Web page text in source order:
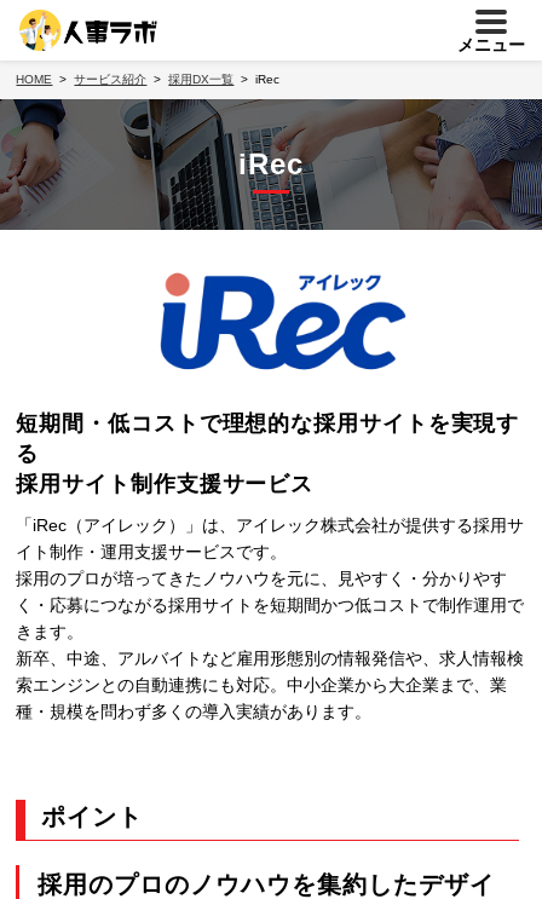
メニュー
HOME サービス紹介 採用DX一覧 iRec
iRec
短期間・低コストで理想的な採用サイトを実現す
る
採用サイト制作支援サービス
「iRec（アイレック）」は、アイレック株式会社が提供する採用サ
イト制作・運用支援サービスです。
採用のプロが培ってきたノウハウを元に、見やすく・分かりやす
く・応募につながる採用サイトを短期間かつ低コストで制作運用で
きます。
新卒、中途、アルバイトなど雇用形態別の情報発信や、求人情報検
索エンジンとの自動連携にも対応。中小企業から大企業まで、業
種・規模を問わず多くの導入実績があります。
ポイント
採用のプロのノウハウを集約したデザイ